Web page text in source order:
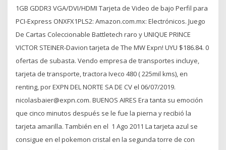
1GB GDDR3 VGA/DVI/HDMI Tarjeta de Video de bajo Perfil para
PCI-Express ONXFX1PLS2: Amazon.com.mx: Electrónicos. Juego
De Cartas Coleccionable Battletech raro y UNIQUE PRINCE
VICTOR STEINER-Davion tarjeta de The MW Expn! UYU $186.84. 0
ofertas de subasta. Vendo empresa de transportes incluye,
tarjeta de transporte, tractora Iveco 480 ( 225mil kms), en
renting, por EXPN DEL NORTE SA DE CV el 06/07/2019.
nicolasbaier@expn.com. BUENOS AIRES Era tanta su emoción
que cinco minutos después se le fue la pierna y recibió la
tarjeta amarilla. También en el 1 Ago 2011 La tarjeta azul se
consigue en el pokemon cristal en la segunda torre de con